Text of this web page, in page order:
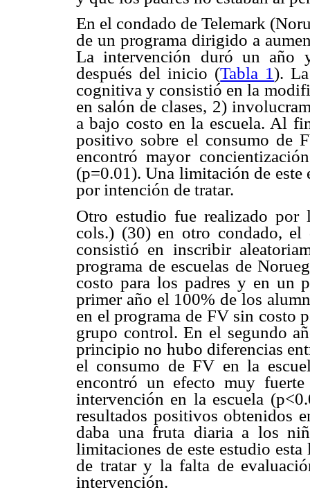
En el condado de Telemark
de un programa dirigido a
La intervención duró un año
después del inicio (Tabla 1).
cognitiva y consistió en la
en salón de clases, 2)
a bajo costo en la escuela. Al
positivo sobre el consumo de
encontró mayor
(p=0.01). Una limitación de este
por intención de tratar.
Otro estudio fue realizado por
cols.) (30) en otro condado,
consistió en inscribir
programa de escuelas de
costo para los padres y en un
primer año el 100% de los
en el programa de FV sin costo
grupo control. En el segundo
principio no hubo diferencias
el consumo de FV en la
encontró un efecto muy
intervención en la escuela
resultados positivos obtenidos
daba una fruta diaria a los
limitaciones de este estudio
de tratar y la falta de
intervención.